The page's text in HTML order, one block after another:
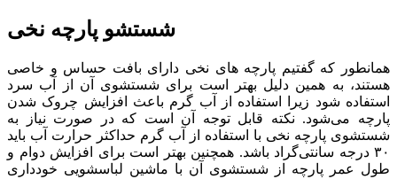
شستشو پارچه نخی
همانطور که گفتیم پارچه های نخی دارای بافت حساس و خاصی
هستند، به همین دلیل بهتر است برای شستشوی آن از آب سرد
استفاده شود زیرا استفاده از آب گرم باعث افزایش چروک شدن
پارچه می‌شود. نکته قابل توجه آن است که در صورت نیاز به
شستشوی پارچه نخی با استفاده از آب گرم حداکثر حرارت آب باید
۳۰ درجه سانتی‌گراد باشد. همچنین بهتر است برای افزایش دوام و
طول عمر پارچه از شستشوی آن با ماشین لباسشویی خودداری